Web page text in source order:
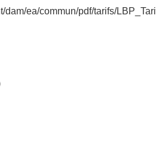
dam/ea/commun/pdf/tarifs/